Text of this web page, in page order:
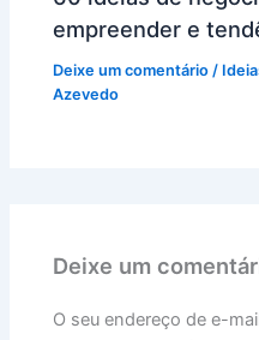
empreender e
Deixe um comentário /
Azevedo
Deixe um
O seu endereço de e-